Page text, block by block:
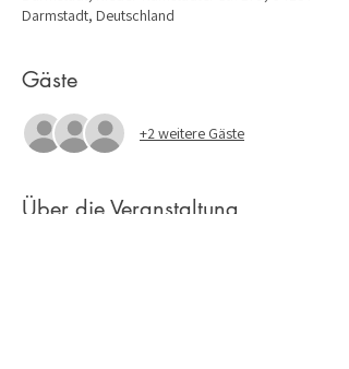
Darmstadt, Deutschland
Gäste
+2 weitere Gäste
Über die Veranstaltung